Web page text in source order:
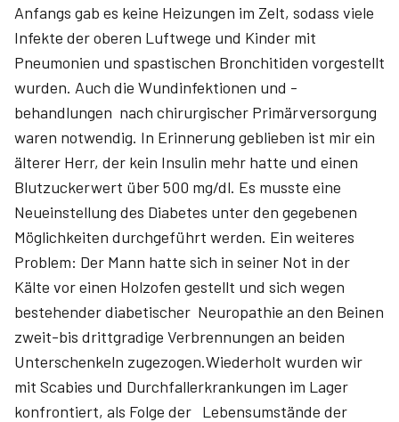
Anfangs gab es keine Heizungen im Zelt, sodass viele
Infekte der oberen Luftwege und Kinder mit
Pneumonien und spastischen Bronchitiden vorgestellt
wurden. Auch die Wundinfektionen und -
behandlungen nach chirurgischer Primärversorgung
waren notwendig. In Erinnerung geblieben ist mir ein
älterer Herr, der kein Insulin mehr hatte und einen
Blutzuckerwert über 500 mg/dl. Es musste eine
Neueinstellung des Diabetes unter den gegebenen
Möglichkeiten durchgeführt werden. Ein weiteres
Problem: Der Mann hatte sich in seiner Not in der
Kälte vor einen Holzofen gestellt und sich wegen
bestehender diabetischer Neuropathie an den Beinen
zweit-bis drittgradige Verbrennungen an beiden
Unterschenkeln zugezogen.Wiederholt wurden wir
mit Scabies und Durchfallerkrankungen im Lager
konfrontiert, als Folge der Lebensumstände der